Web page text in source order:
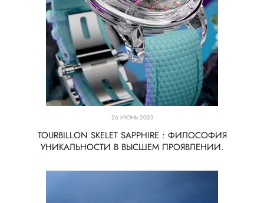
26 ИЮНЬ 2023
TOURBILLON SKELET SAPPHIRE : ФИЛОСОФИЯ
УНИКАЛЬНОСТИ В ВЫСШЕМ ПРОЯВЛЕНИИ.